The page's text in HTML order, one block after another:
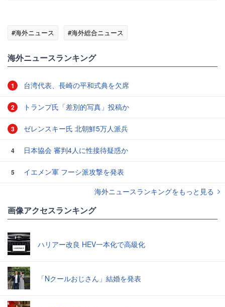
#海外ニュース #海外総合ニュース
海外ニュースランキング
1 台湾代表、長崎の平和式典を欠席
2 トランプ氏「差別的写真」投稿か
3 ゼレンスキー氏 北朝鮮5万人派兵
4 日本協会 審判4人に性接待疑惑か
5
イエメン軍 フーシ派攻撃を発表
海外ニュースランキングをもっと見る
画像アクセスランキング
ハリアー改良 HEV一本化で高級化
「Nクールおじさん」結婚を発表